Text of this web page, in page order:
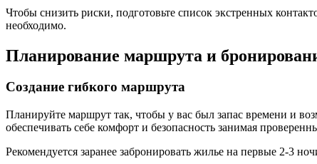
Чтобы снизить риски, подготовьте список экстренных
необходимо.
Планирование маршрута и
Создание гибкого маршрута
Планируйте маршрут так, чтобы у вас был запас времени и
обеспечивать себе комфорт и безопасность занимая
Рекомендуется заранее забронировать жилье на первые 2-3